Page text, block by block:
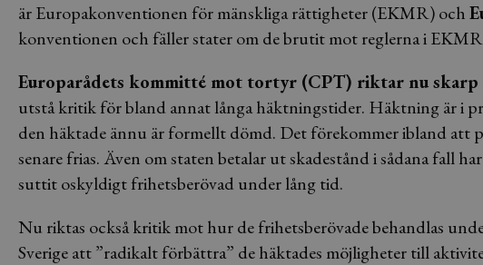
är Europakonventionen för mänskliga rättigheter (EKMR) och
konventionen och fäller stater om de brutit mot reglerna i
Europarådets kommitté mot tortyr (CPT) riktar nu
utstå kritik för bland annat långa häktningstider. Häktning är i
den häktade ännu är formellt dömd. Det förekommer ibland att
senare frias. Även om staten betalar ut skadestånd i sådana fall
suttit oskyldigt frihetsberövad under lång tid.
Nu riktas också kritik mot hur de frihetsberövade behandlas
Sverige att ”radikalt förbättra” de häktades möjligheter till